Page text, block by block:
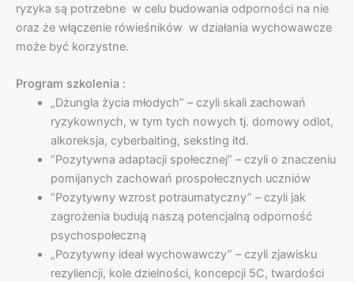
ryzyka są potrzebne w celu budowania odporności na nie
oraz że włączenie rówieśników w działania wychowawcze
może być korzystne.
Program szkolenia :
„Dżungla życia młodych” – czyli skali zachowań
ryzykownych, w tym tych nowych tj. domowy odlot,
alkoreksja, cyberbaiting, seksting itd.
“Pozytywna adaptacji społecznej” – czyli o znaczeniu
pomijanych zachowań prospołecznych uczniów
“Pozytywny wzrost potraumatyczny” – czyli jak
zagrożenia budują naszą potencjalną odporność
psychospołeczną
„Pozytywny ideał wychowawczy” – czyli zjawisku
rezyliencji, kole dzielności, koncepcji 5C, twardości